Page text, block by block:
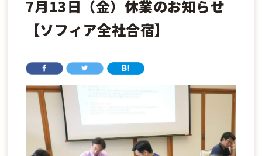
7月13日（金）休業のお知らせ
【ソフィア全社合宿】